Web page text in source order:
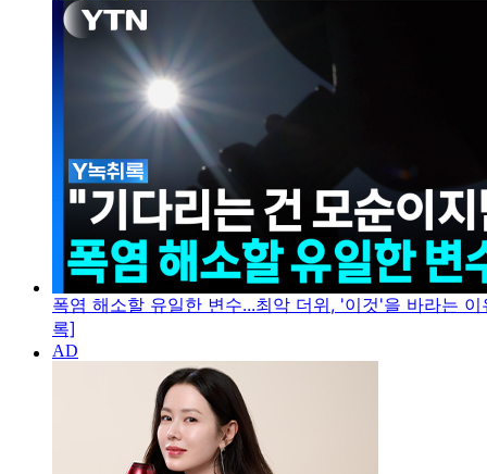
폭염 해소할 유일한 변수...최악 더위, '이것'을 바라는
록]